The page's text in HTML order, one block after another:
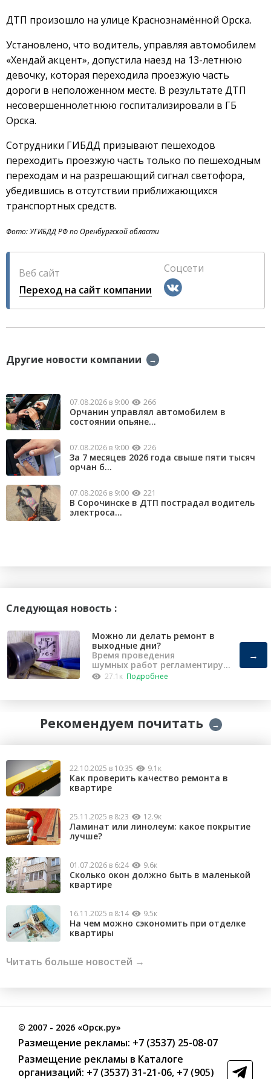
ДТП произошло на улице Краснознамённой Орска.
Установлено, что водитель, управляя автомобилем
«Хендай акцент», допустила наезд на 13-летнюю
девочку, которая переходила проезжую часть
дороги в неположенном месте. В результате ДТП
несовершеннолетнюю госпитализировали в ГБ
Орска.
Сотрудники ГИБДД призывают пешеходов
переходить проезжую часть только по пешеходным
переходам и на разрешающий сигнал светофора,
убедившись в отсутствии приближающихся
транспортных средств.
Фото: УГИБДД РФ по Оренбургской области
Веб сайт
Переход на сайт компании
Соцсети
Другие новости компании →
07.08.2026 в 9:00 266
Орчанин управлял автомобилем в
состоянии опьяне...
07.08.2026 в 9:00 226
За 7 месяцев 2026 года свыше пяти тысяч
орчан б...
07.08.2026 в 9:00 221
В Сорочинске в ДТП пострадал водитель
электроса...
Следующая новость :
Можно ли делать ремонт в
выходные дни?
Время проведения
шумных работ регламентирует
«Закон о тишине».
27.1к Подробнее
→
Рекомендуем почитать →
22.10.2025 в 10:35 9.1к
Как проверить качество ремонта в
квартире
25.11.2025 в 8:23 12.9к
Ламинат или линолеум: какое покрытие
лучше?
01.07.2026 в 6:24 9.6к
Сколько окон должно быть в маленькой
квартире
16.11.2025 в 8:14 9.5к
На чем можно сэкономить при отделке
квартиры
Читать больше новостей →
© 2007 - 2026 «Орск.ру»
Размещение рекламы: +7 (3537) 25-08-07
Размещение рекламы в Каталоге
организаций: +7 (3537) 31-21-06, +7 (905)